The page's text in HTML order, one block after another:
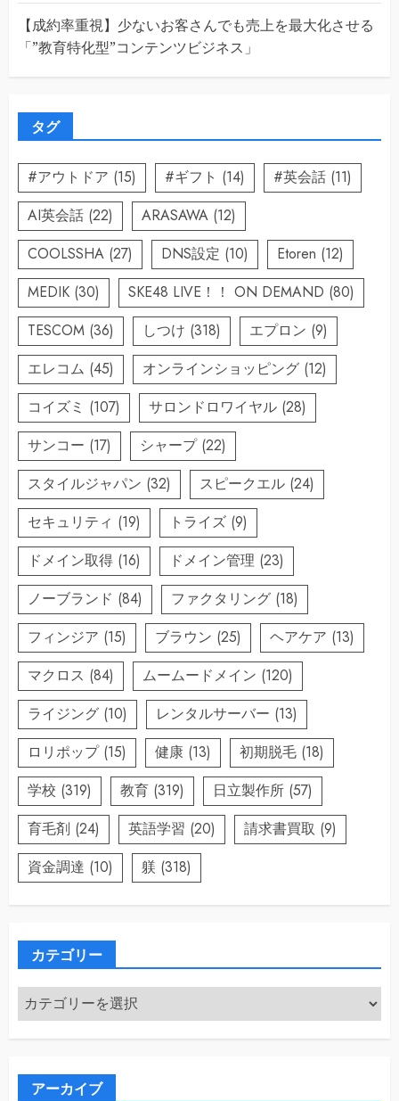
【成約率重視】少ないお客さんでも売上を最大化させる
「”教育特化型”コンテンツビジネス」
タグ
#アウトドア (15) #ギフト (14) #英会話 (11)
AI英会話 (22) ARASAWA (12)
COOLSSHA (27) DNS設定 (10) Etoren (12)
MEDIK (30) SKE48 LIVE！！ ON DEMAND (80)
TESCOM (36) しつけ (318) エプロン (9)
エレコム (45) オンラインショッピング (12)
コイズミ (107) サロンドロワイヤル (28)
サンコー (17) シャープ(22)
スタイルジャパン (32) スピークエル (24)
セキュリティ (19) トライズ (9)
ドメイン取得 (16) ドメイン管理 (23)
ノーブランド (84) ファクタリング (18)
フィンジア (15) ブラウン (25) ヘアケア (13)
マクロス (84) ムームードメイン (120)
ライジング (10) レンタルサーバー (13)
ロリポップ(15) 健康 (13) 初期脱毛 (18)
学校 (319) 教育 (319) 日立製作所 (57)
育毛剤 (24) 英語学習 (20) 請求書買取 (9)
資金調達 (10) 躾 (318)
カテゴリー
カ
テ
ゴ
アーカイブ